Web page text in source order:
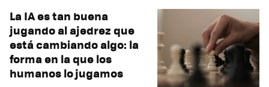
La IA es tan buena
jugando al ajedrez que
está cambiando algo: la
forma en la que los
humanos lo jugamos